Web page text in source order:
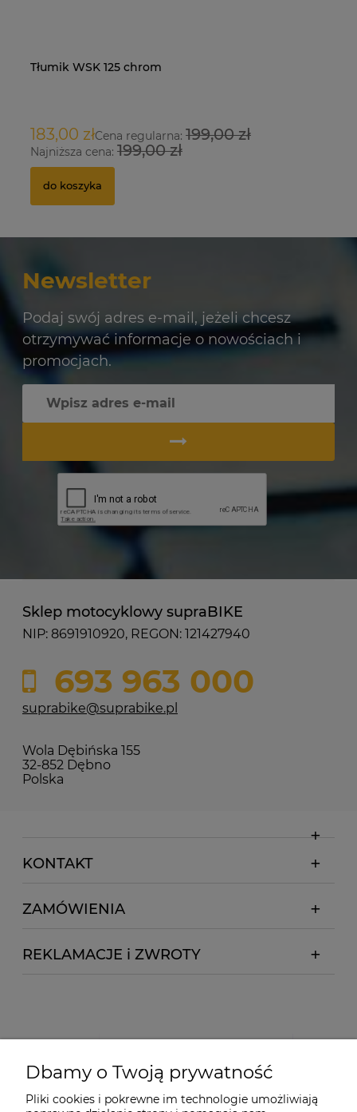
Tłumik WSK 125 chrom
183,00 złCena regularna: 199,00 zł
Najniższa cena: 199,00 zł
do koszyka
Newsletter
Podaj swój adres e-mail, jeżeli chcesz
otrzymywać informacje o nowościach i
promocjach.
Sklep motocyklowy supraBIKE
NIP: 8691910920, REGON: 121427940
693 963 000
suprabike@suprabike.pl
Wola Dębińska 155
32-852 Dębno
Polska
KONTAKT
ZAMÓWIENIA
REKLAMACJE i ZWROTY
Dbamy o Twoją prywatność
Pliki cookies i pokrewne im technologie umożliwiają